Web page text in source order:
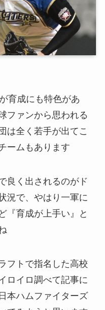
育成にも特色があ
ファンから思われる
は全く若手が出てこ
ームもあります
良く出されるのがド
況で、やはり一軍に
『育成が上手い』と
フトで指名した高校
ロイロ調べて記事に
本ハムファイターズ